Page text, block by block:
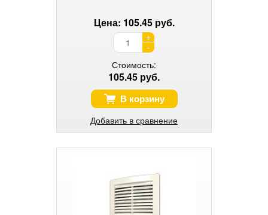
Цена: 105.45 руб.
+
-
Стоимость:
105.45 руб.
В корзину
Добавить в сравнение